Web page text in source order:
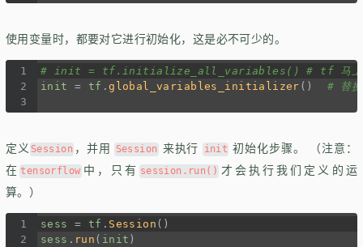
使用变量时，都要对它进行初始化，这是必不可少的。
1
# init = tf.initialize_all_variables() # tf 马上就要
2
init = tf .global_variables_initializer () # 替换
3
定义 Session ，并用 Session 来执行 init 初始化步骤。 （注意：
在 tensorflow 中，只有 session.run() 才会执行我们定义的运
算。）
1 sess = tf . Session ()
2
sess . run ( init )